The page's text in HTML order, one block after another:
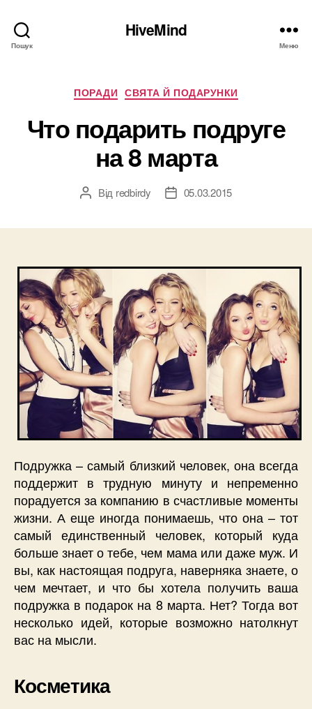
Пошук
HiveMind
Меню
Категорії
ПОРАДИ СВЯТА Й ПОДАРУНКИ
Что подарить подруге
на 8 марта
Автор
Від redbirdy
Дата05.03.2015
Подружка – самый близкий человек, она всегда
поддержит в трудную минуту и непременно
порадуется за компанию в счастливые моменты
жизни. А еще иногда понимаешь, что она – тот
самый единственный человек, который куда
больше знает о тебе, чем мама или даже муж. И
вы, как настоящая подруга, наверняка знаете, о
чем мечтает, и что бы хотела получить ваша
подружка в подарок на 8 марта. Нет? Тогда вот
несколько идей, которые возможно натолкнут
вас на мысли.
Косметика